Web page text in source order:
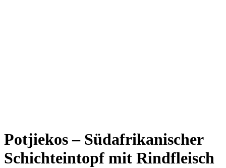
Potjiekos – Südafrikanischer
Schichteintopf mit Rindfleisch